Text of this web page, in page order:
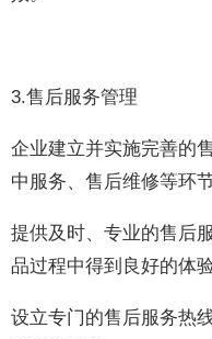
3.售后服务管理
企业建立并实施完善的
中服务、售后维修等环节
提供及时、专业的售后
品过程中得到良好的体验
设立专门的售后服务热